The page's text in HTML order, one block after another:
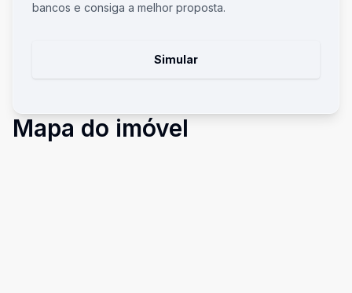
bancos e consiga a melhor proposta.
Simular
Mapa do imóvel